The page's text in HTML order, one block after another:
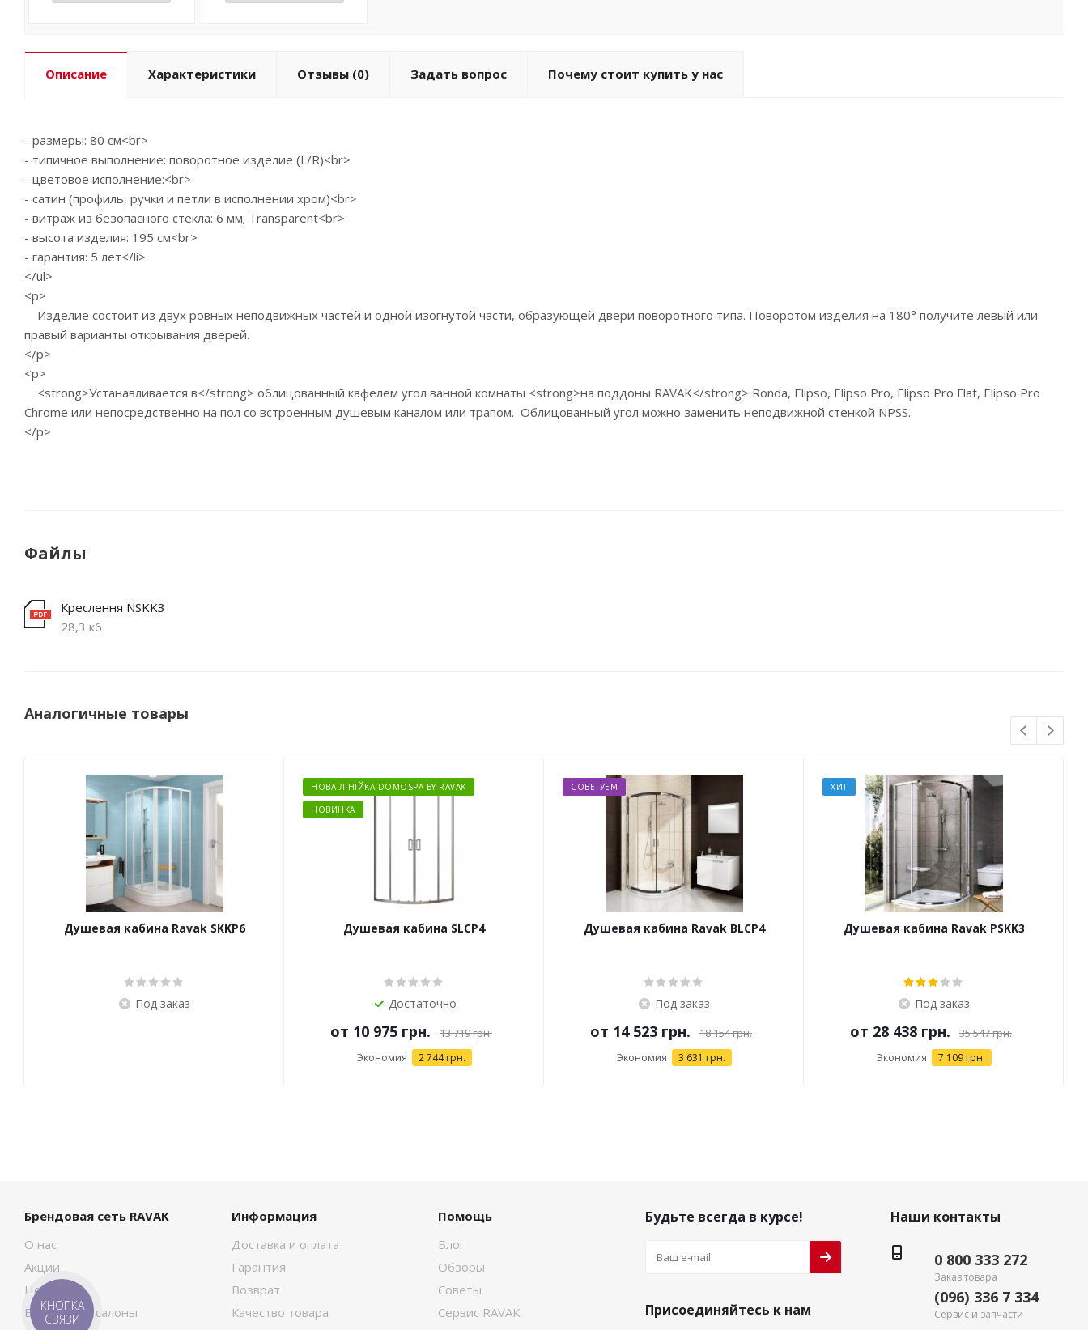
Описание Характеристики Отзывы (0) Задать вопрос Почему стоит купить у нас
- размеры: 80 см<br>
- типичное выполнение: поворотное изделие (L/R)<br>
- цветовое исполнение:<br>
- сатин (профиль, ручки и петли в исполнении хром)<br>
- витраж из безопасного стекла: 6 мм; Transparent<br>
- высота изделия: 195 см<br>
- гарантия: 5 лет</li>
</ul>
<p>
Изделие состоит из двух ровных неподвижных частей и одной изогнутой части, образующей двери поворотного типа. Поворотом изделия на 180° получите левый или
правый варианты открывания дверей.
</p>
<p>
<strong>Устанавливается в</strong> облицованный кафелем угол ванной комнаты <strong>на поддоны RAVAK</strong> Ronda, Elipso, Elipso Pro, Elipso Pro Flat, Elipso Pro
Chrome или непосредственно на пол со встроенным душевым каналом или трапом. Облицованный угол можно заменить неподвижной стенкой NPSS.
</p>
Файлы
Креслення NSKK3
28,3 кб
Аналогичные товары
Душевая кабина Ravak SKKP6
Под заказ
НОВА ЛІНІЙКА DOMOSPA BY RAVAK
НОВИНКА
Душевая кабина SLCP4
Достаточно
от 10 975 грн. 13 719 грн.
Экономия 2 744 грн.
СОВЕТУЕМ
Душевая кабина Ravak BLCP4
Под заказ
от 14 523 грн. 18 154 грн.
Экономия 3 631 грн.
ХИТ
Душевая кабина Ravak PSKK3
Под заказ
от 28 438 грн. 35 547 грн.
Экономия 7 109 грн.
Брендовая сеть RAVAK
О нас
Акции
Новости
Брендовые салоны
Информация
Доставка и оплата
Гарантия
Возврат
Качество товара
Помощь
Блог
Обзоры
Советы
Сервис RAVAK
Будьте всегда в курсе!
Присоединяйтесь к нам
Наши контакты
0 800 333 272
Заказ товара
(096) 336 7 334
Сервис и запчасти
КНОПКА
СВЯЗИ